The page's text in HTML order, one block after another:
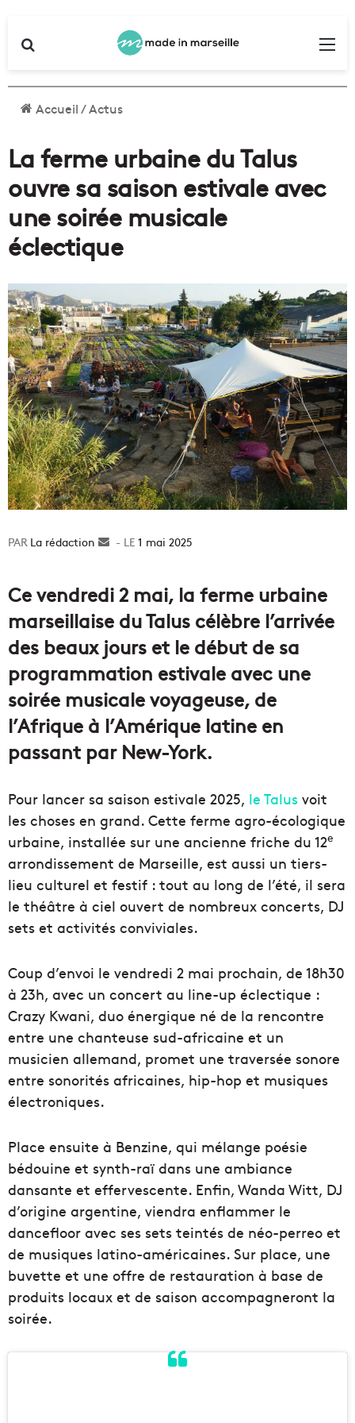
Accueil/Actus
La ferme urbaine du Talus
ouvre sa saison estivale avec
une soirée musicale
éclectique
La rédaction
Envoyer1 mai 2025
Ce vendredi 2 mai, la ferme urbaine
marseillaise du Talus célèbre l’arrivée
des beaux jours et le début de sa
programmation estivale avec une
soirée musicale voyageuse, de
l’Afrique à l’Amérique latine en
passant par New-York.
Pour lancer sa saison estivale 2025, le Talus voit
les choses en grand. Cette ferme agro-écologique
urbaine, installée sur une ancienne friche du 12e
arrondissement de Marseille, est aussi un tiers-
lieu culturel et festif : tout au long de l’été, il sera
le théâtre à ciel ouvert de nombreux concerts, DJ
sets et activités conviviales.
Coup d’envoi le vendredi 2 mai prochain, de 18h30
à 23h, avec un concert au line-up éclectique :
Crazy Kwani, duo énergique né de la rencontre
entre une chanteuse sud-africaine et un
musicien allemand, promet une traversée sonore
entre sonorités africaines, hip-hop et musiques
électroniques.
Place ensuite à Benzine, qui mélange poésie
bédouine et synth-raï dans une ambiance
dansante et effervescente. Enfin, Wanda Witt, DJ
d’origine argentine, viendra enflammer le
dancefloor avec ses sets teintés de néo-perreo et
de musiques latino-américaines. Sur place, une
buvette et une offre de restauration à base de
produits locaux et de saison accompagneront la
soirée.